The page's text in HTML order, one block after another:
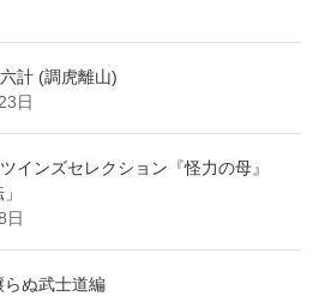
計 (調虎離山)
日
インズセレクション『怪力の母』
日
らぬ武士道編